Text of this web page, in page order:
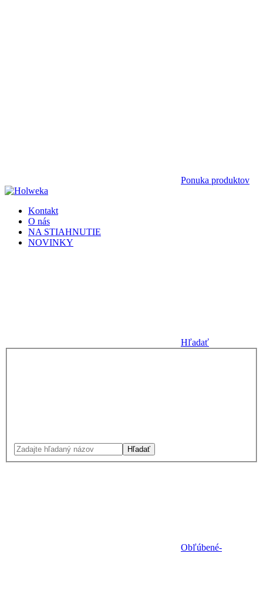
Ponuka produktov
Kontakt
O nás
NA STIAHNUTIE
NOVINKY
Hľadať
Hľadať
Obľúbené-